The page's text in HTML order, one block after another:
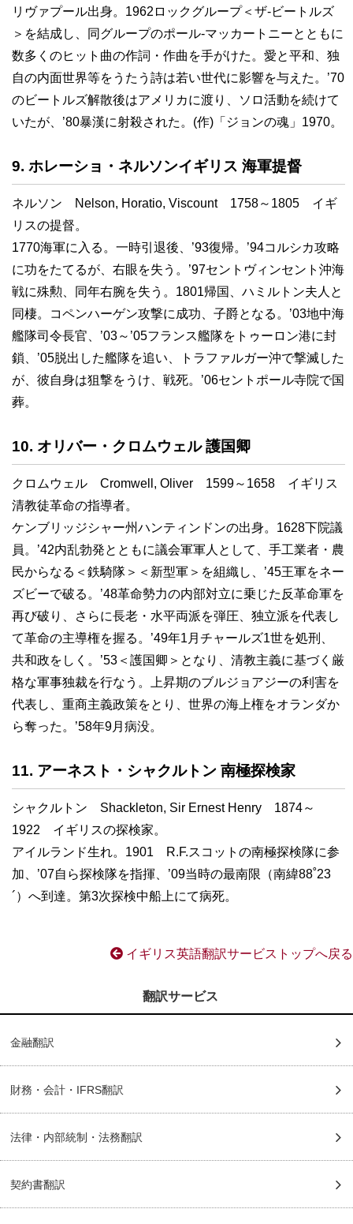
リヴァプール出身。1962ロックグループ＜ザ-ビートルズ
＞を結成し、同グループのポール-マッカートニーとともに
数多くのヒット曲の作詞・作曲を手がけた。愛と平和、独
自の内面世界等をうたう詩は若い世代に影響を与えた。’70
のビートルズ解散後はアメリカに渡り、ソロ活動を続けて
いたが、’80暴漢に射殺された。(作)「ジョンの魂」1970。
9. ホレーショ・ネルソンイギリス 海軍提督
ネルソン Nelson, Horatio, Viscount 1758～1805 イギ
リスの提督。
1770海軍に入る。一時引退後、’93復帰。’94コルシカ攻略
に功をたてるが、右眼を失う。’97セントヴィンセント沖海
戦に殊勲、同年右腕を失う。1801帰国、ハミルトン夫人と
同棲。コペンハーゲン攻撃に成功、子爵となる。’03地中海
艦隊司令長官、’03～’05フランス艦隊をトゥーロン港に封
鎖、’05脱出した艦隊を追い、トラファルガー沖で撃滅した
が、彼自身は狙撃をうけ、戦死。’06セントポール寺院で国
葬。
10. オリバー・クロムウェル 護国卿
クロムウェル Cromwell, Oliver 1599～1658 イギリス
清教徒革命の指導者。
ケンブリッジシャー州ハンティンドンの出身。1628下院議
員。’42内乱勃発とともに議会軍軍人として、手工業者・農
民からなる＜鉄騎隊＞＜新型軍＞を組織し、’45王軍をネー
ズビーで破る。’48革命勢力の内部対立に乗じた反革命軍を
再び破り、さらに長老・水平両派を弾圧、独立派を代表し
て革命の主導権を握る。’49年1月チャールズ1世を処刑、
共和政をしく。’53＜護国卿＞となり、清教主義に基づく厳
格な軍事独裁を行なう。上昇期のブルジョアジーの利害を
代表し、重商主義政策をとり、世界の海上権をオランダか
ら奪った。’58年9月病没。
11. アーネスト・シャクルトン 南極探検家
シャクルトン Shackleton, Sir Ernest Henry 1874～
1922 イギリスの探検家。
アイルランド生れ。1901 R.F.スコットの南極探検隊に参
加、’07自ら探検隊を指揮、’09当時の最南限（南緯88˚23
´）へ到達。第3次探検中船上にて病死。
イギリス英語翻訳サービストップへ戻る
翻訳サービス
金融翻訳
財務・会計・IFRS翻訳
法律・内部統制・法務翻訳
契約書翻訳